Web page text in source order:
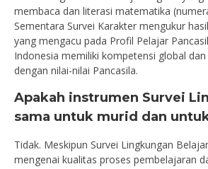
membaca dan literasi matematika
Sementara Survei Karakter mengukur
yang mengacu pada Profil Pelajar
Indonesia memiliki kompetensi global
dengan nilai-nilai Pancasila.
Apakah instrumen Survei
sama untuk murid dan
Tidak. Meskipun Survei Lingkungan
mengenai kualitas proses pembelajaran